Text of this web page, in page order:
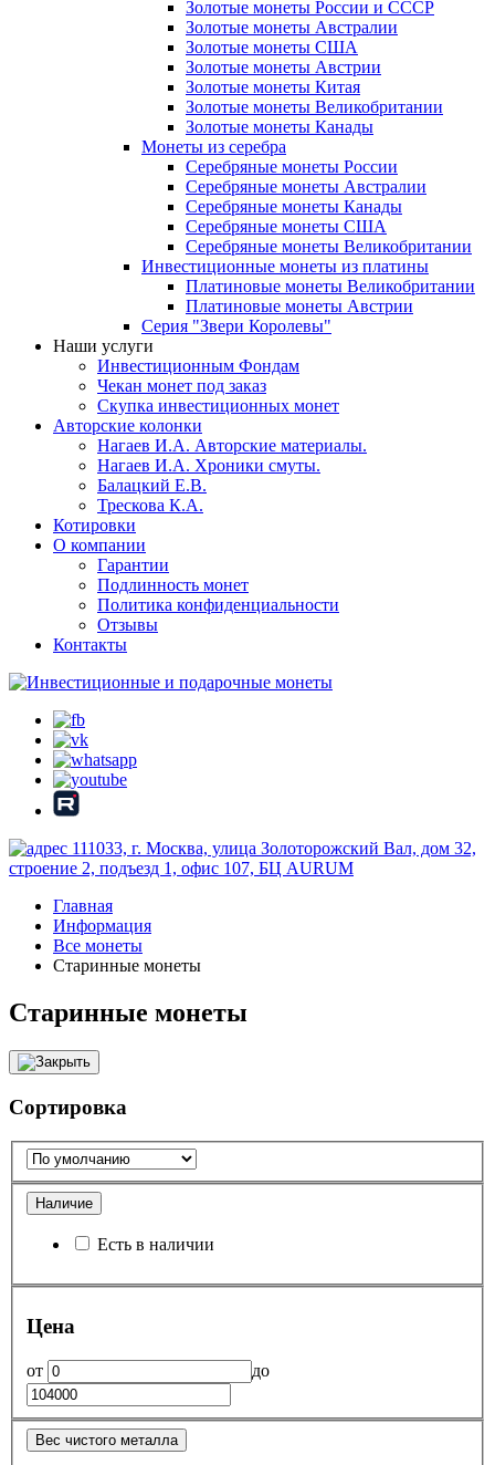
Золотые монеты России и СССР
Золотые монеты Австралии
Золотые монеты США
Золотые монеты Австрии
Золотые монеты Китая
Золотые монеты Великобритании
Золотые монеты Канады
Монеты из серебра
Серебряные монеты России
Серебряные монеты Австралии
Серебряные монеты Канады
Серебряные монеты США
Серебряные монеты Великобритании
Инвестиционные монеты из платины
Платиновые монеты Великобритании
Платиновые монеты Австрии
Серия "Звери Королевы"
Наши услуги
Инвестиционным Фондам
Чекан монет под заказ
Скупка инвестиционных монет
Авторские колонки
Нагаев И.А. Авторские материалы.
Нагаев И.А. Хроники смуты.
Балацкий Е.В.
Трескова К.А.
Котировки
О компании
Гарантии
Подлинность монет
Политика конфиденциальности
Отзывы
Контакты
111033, г. Москва, улица Золоторожский Вал, дом 32,
строение 2, подъезд 1, офис 107, БЦ AURUM
Главная
Информация
Все монеты
Старинные монеты
Старинные монеты
Сортировка
Наличие
Есть в наличии
Цена
от до
Вес чистого металла